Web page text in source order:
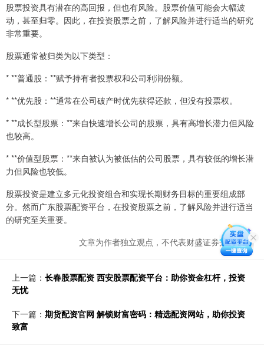
股票投资具有潜在的高回报，但也有风险。股票价值可能会大幅波
动，甚至归零。因此，在投资股票之前，了解风险并进行适当的研究
非常重要。
股票通常被归类为以下类型：
* **普通股：**赋予持有者投票权和公司利润份额。
* **优先股：**通常在公司破产时优先获得还款，但没有投票权。
* **成长型股票：**来自快速增长公司的股票，具有高增长潜力但风险
也较高。
* **价值型股票：**来自被认为被低估的公司股票，具有较低的增长潜
力但风险也较低。
股票投资是建立多元化投资组合和实现长期财务目标的重要组成部
分。然而广东股票配资平台，在投资股票之前，了解风险并进行适当
的研究至关重要。
文章为作者独立观点，不代表财盛证券开户观点
上一篇： 长春股票配资 西安股票配资平台：助你资金杠杆，投资
无忧
下一篇： 期货配资官网 解锁财富密码：精选配资网站，助你投资
致富